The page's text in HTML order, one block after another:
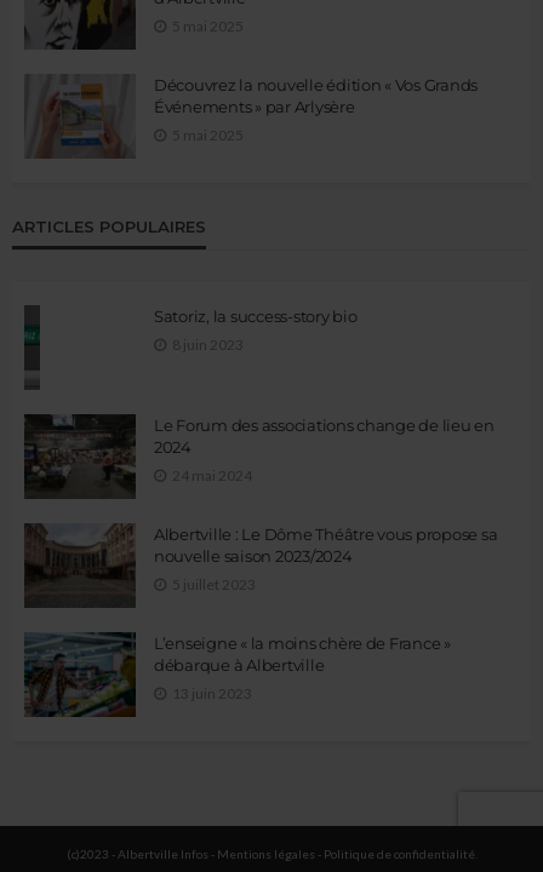
5 mai 2025
Découvrez la nouvelle édition « Vos Grands
Événements » par Arlysère
5 mai 2025
ARTICLES POPULAIRES
Satoriz, la success-story bio
8 juin 2023
Le Forum des associations change de lieu en
2024
24 mai 2024
Albertville : Le Dôme Théâtre vous propose sa
nouvelle saison 2023/2024
5 juillet 2023
L’enseigne « la moins chère de France »
débarque à Albertville
13 juin 2023
(c)2023 - Albertville Infos - Mentions légales - Politique de confidentialité